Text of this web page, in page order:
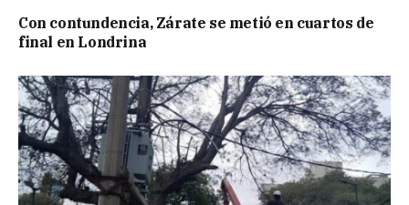
Con contundencia, Zárate se metió en cuartos de
final en Londrina